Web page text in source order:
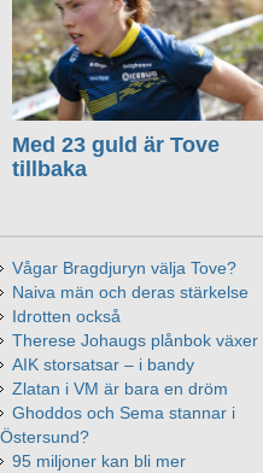
Med 23 guld är Tove
tillbaka
Vågar Bragdjuryn välja Tove?
Naiva män och deras stärkelse
Idrotten också
Therese Johaugs plånbok växer
AIK storsatsar – i bandy
Zlatan i VM är bara en dröm
Ghoddos och Sema stannar i
Östersund?
95 miljoner kan bli mer